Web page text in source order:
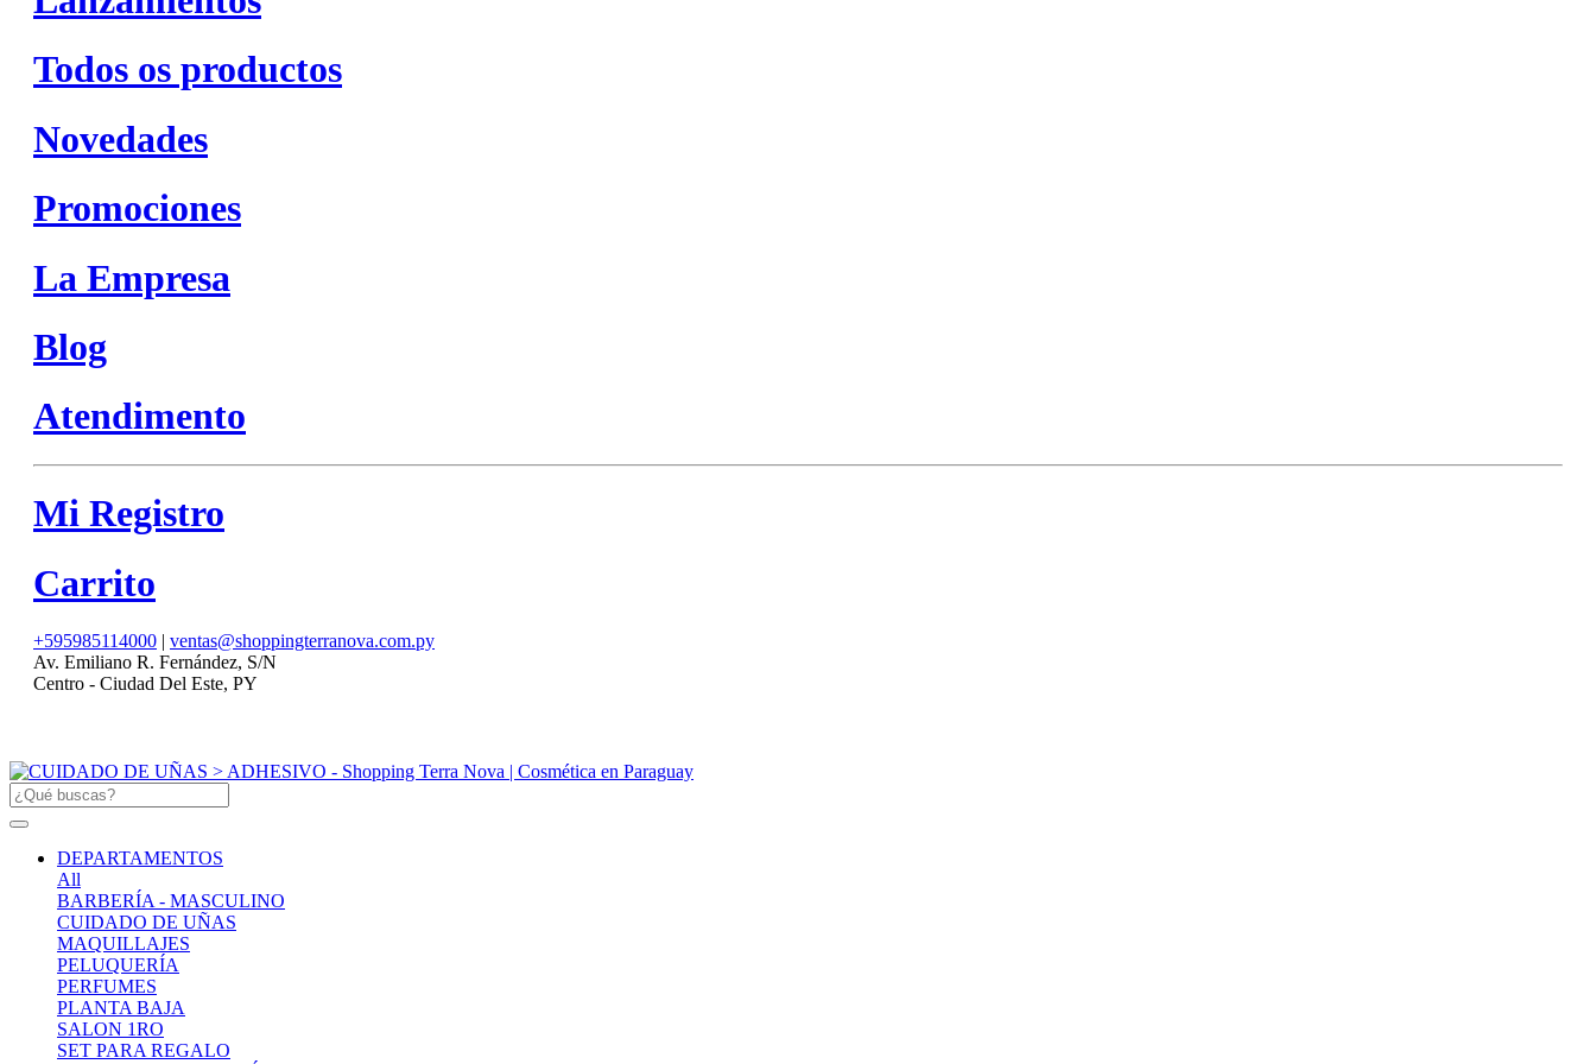
Todos os productos
Novedades
Promociones
La Empresa
Blog
Atendimento
Mi Registro
Carrito
+595985114000 | ventas@shoppingterranova.com.py
Av. Emiliano R. Fernández, S/N
Centro - Ciudad Del Este, PY
DEPARTAMENTOS
All
BARBERÍA - MASCULINO
CUIDADO DE UÑAS
MAQUILLAJES
PELUQUERÍA
PERFUMES
PLANTA BAJA
SALON 1RO
SET PARA REGALO